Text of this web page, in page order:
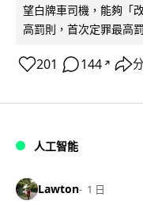
望白牌車司機，能夠「
高罰則，首次定罪最高
201 144 ↗
人工智能
Lawton 1 日